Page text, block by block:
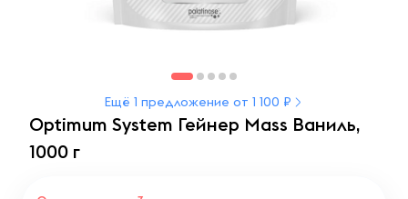
Ещё 1 предложение от 1 100 ₽
Optimum System Гейнер Mass Ваниль,
1000 г